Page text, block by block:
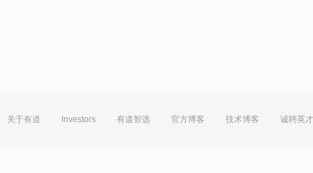
关于有道 Investors 有道智选 官方博客 技术博客 诚聘英才